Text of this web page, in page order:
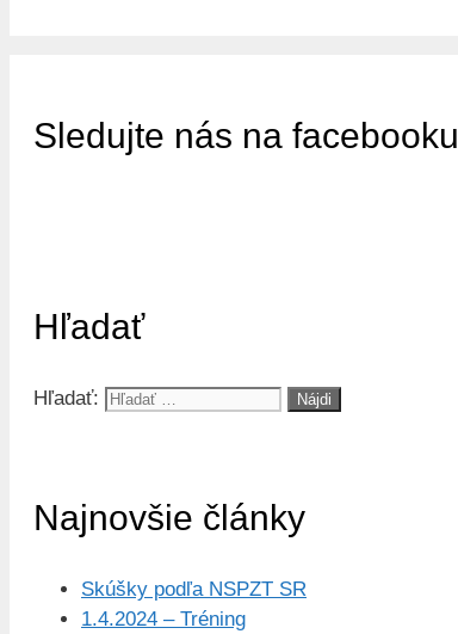
Sledujte nás na facebooku
Hľadať
Hľadať:
Najnovšie články
Skúšky podľa NSPZT SR
1.4.2024 – Tréning